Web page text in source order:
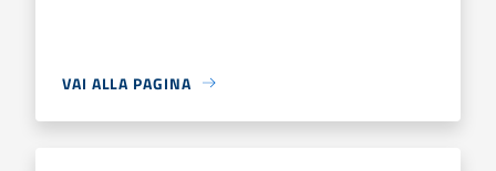
VAI ALLA PAGINA